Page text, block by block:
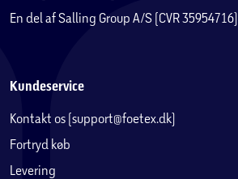
En del af Salling Group A/S (CVR 35954716)
Kundeservice
Kontakt os (support@foetex.dk)
Fortryd køb
Levering